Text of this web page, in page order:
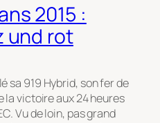
2015 :
und rot
sa 919 Hybrid, son fer de
la victoire aux 24 heures
Vu de loin, pas grand